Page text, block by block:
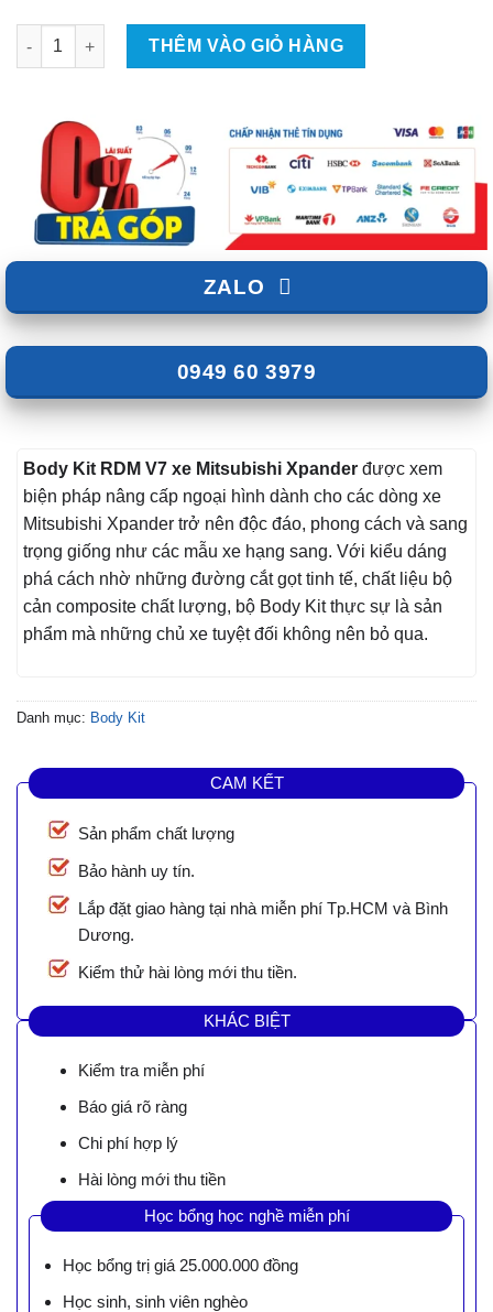
Độ Body Kit RMD V7 Cho Mitsubishi Xpander Tại TPHCM |
THÊM VÀO GIỎ HÀNG
ZALO
0949 60 3979
Body Kit RDM V7 xe Mitsubishi Xpander được xem
biện pháp nâng cấp ngoại hình dành cho các dòng xe
Mitsubishi Xpander trở nên độc đáo, phong cách và sang
trọng giống như các mẫu xe hạng sang. Với kiểu dáng
phá cách nhờ những đường cắt gọt tinh tế, chất liệu bộ
cản composite chất lượng, bộ Body Kit thực sự là sản
phẩm mà những chủ xe tuyệt đối không nên bỏ qua.
Danh mục: Body Kit
CAM KẾT
Sản phẩm chất lượng
Bảo hành uy tín.
Lắp đặt giao hàng tại nhà miễn phí Tp.HCM và Bình
Dương.
Kiểm thử hài lòng mới thu tiền.
KHÁC BIỆT
Kiểm tra miễn phí
Báo giá rõ ràng
Chi phí hợp lý
Hài lòng mới thu tiền
Học bổng học nghề miễn phí
Học bổng trị giá 25.000.000 đồng
Học sinh, sinh viên nghèo